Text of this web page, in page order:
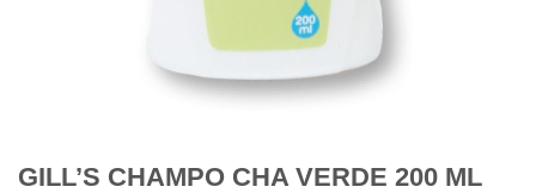
GILL’S CHAMPO CHA VERDE 200 ML